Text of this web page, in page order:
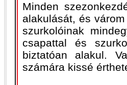
Minden
alakulását, és
szurkolóinak
csapattal és
biztatóan alakul.
számára kissé